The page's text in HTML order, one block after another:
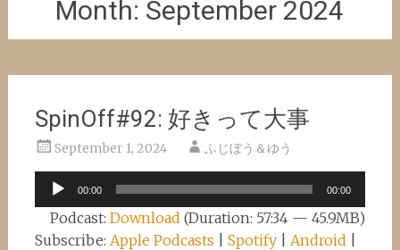
Month: September 2024
SpinOff#92: 好きって大事
September 1, 2024 ふじぼう＆ゆう
Audio
Player
00:00 00:00
Podcast:Download (Duration: 57:34 — 45.9MB)
Subscribe: Apple Podcasts Spotify| Android